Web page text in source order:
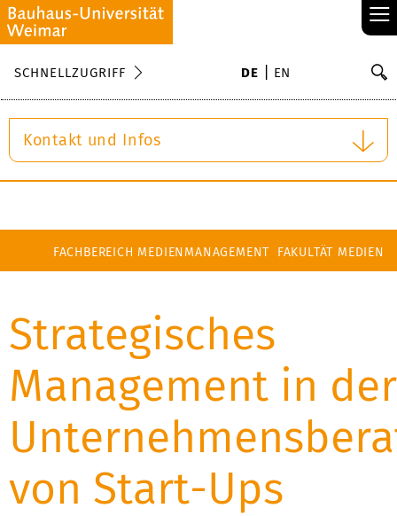
≡
SCHNELLZUGRIFF DE EN
Kontakt und Infos
FACHBEREICH MEDIENMANAGEMENT FAKULTÄT MEDIEN
Strategisches
Management in der
von Start-Ups